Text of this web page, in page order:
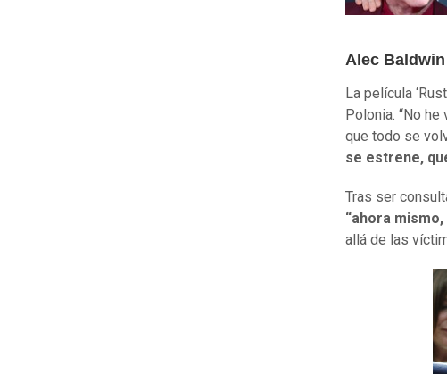
Alec Baldwin
La película
Polonia. “No
que todo se
se estrene,
Tras ser
“ahora mismo,
allá de las